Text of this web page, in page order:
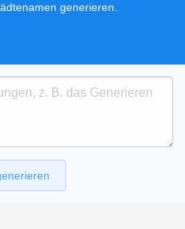
generieren.